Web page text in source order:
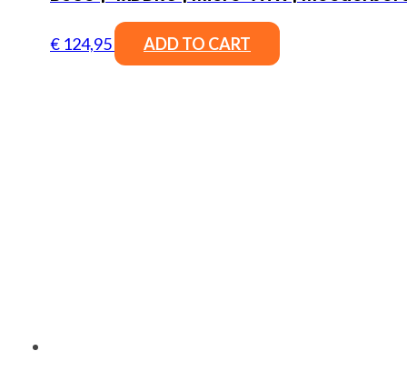
€ 124,95 ADD TO CART